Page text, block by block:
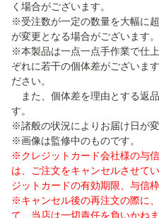
く場合がございます。
※受注数が一定の数量を大幅に
が変更となる場合がございます。
※本製品は一点一点手作業で仕
ぞれに若干の個体差がございま
ださい。
また、個体差を理由とする返
す。
※諸般の状況によりお届け日が
※画像は監修中のものです。
※クレジットカード会社様の与
は、ご注文をキャンセルさせて
ジットカードの有効期限、与信
※キャンセル後の再注文の際に
て、当店は一切責任を負いかねま